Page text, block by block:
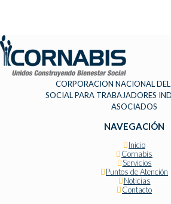
CORPORACION NACIONAL DEL
SOCIAL PARA TRABAJADORES
ASOCIADOS
NAVEGACIÓN
Inicio
Cornabis
Servicios
Puntos de Atención
Noticias
Contacto